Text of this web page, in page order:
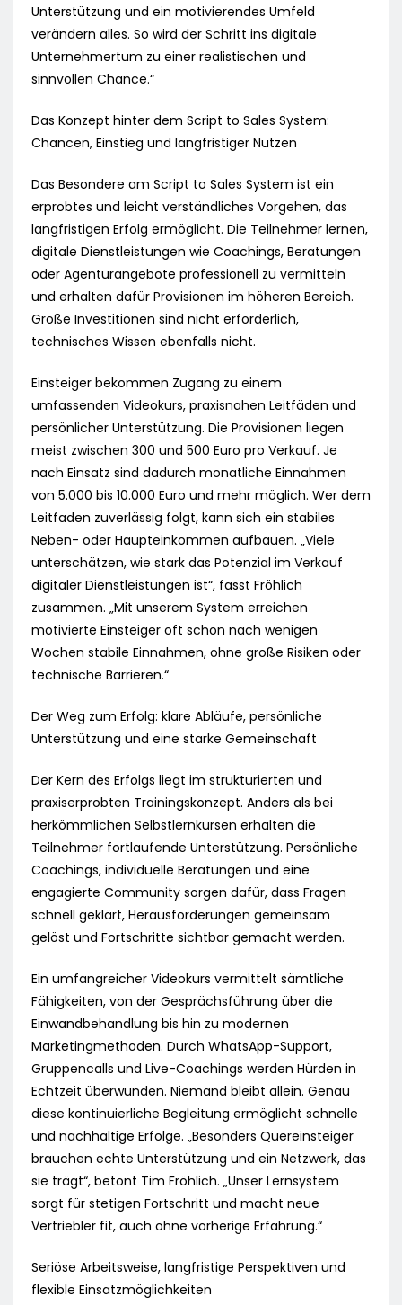
Unterstützung und ein motivierendes Umfeld
verändern alles. So wird der Schritt ins digitale
Unternehmertum zu einer realistischen und
sinnvollen Chance.“
Das Konzept hinter dem Script to Sales System:
Chancen, Einstieg und langfristiger Nutzen
Das Besondere am Script to Sales System ist ein
erprobtes und leicht verständliches Vorgehen, das
langfristigen Erfolg ermöglicht. Die Teilnehmer lernen,
digitale Dienstleistungen wie Coachings, Beratungen
oder Agenturangebote professionell zu vermitteln
und erhalten dafür Provisionen im höheren Bereich.
Große Investitionen sind nicht erforderlich,
technisches Wissen ebenfalls nicht.
Einsteiger bekommen Zugang zu einem
umfassenden Videokurs, praxisnahen Leitfäden und
persönlicher Unterstützung. Die Provisionen liegen
meist zwischen 300 und 500 Euro pro Verkauf. Je
nach Einsatz sind dadurch monatliche Einnahmen
von 5.000 bis 10.000 Euro und mehr möglich. Wer dem
Leitfaden zuverlässig folgt, kann sich ein stabiles
Neben- oder Haupteinkommen aufbauen. „Viele
unterschätzen, wie stark das Potenzial im Verkauf
digitaler Dienstleistungen ist“, fasst Fröhlich
zusammen. „Mit unserem System erreichen
motivierte Einsteiger oft schon nach wenigen
Wochen stabile Einnahmen, ohne große Risiken oder
technische Barrieren.“
Der Weg zum Erfolg: klare Abläufe, persönliche
Unterstützung und eine starke Gemeinschaft
Der Kern des Erfolgs liegt im strukturierten und
praxiserprobten Trainingskonzept. Anders als bei
herkömmlichen Selbstlernkursen erhalten die
Teilnehmer fortlaufende Unterstützung. Persönliche
Coachings, individuelle Beratungen und eine
engagierte Community sorgen dafür, dass Fragen
schnell geklärt, Herausforderungen gemeinsam
gelöst und Fortschritte sichtbar gemacht werden.
Ein umfangreicher Videokurs vermittelt sämtliche
Fähigkeiten, von der Gesprächsführung über die
Einwandbehandlung bis hin zu modernen
Marketingmethoden. Durch WhatsApp-Support,
Gruppencalls und Live-Coachings werden Hürden in
Echtzeit überwunden. Niemand bleibt allein. Genau
diese kontinuierliche Begleitung ermöglicht schnelle
und nachhaltige Erfolge. „Besonders Quereinsteiger
brauchen echte Unterstützung und ein Netzwerk, das
sie trägt“, betont Tim Fröhlich. „Unser Lernsystem
sorgt für stetigen Fortschritt und macht neue
Vertriebler fit, auch ohne vorherige Erfahrung.“
Seriöse Arbeitsweise, langfristige Perspektiven und
flexible Einsatzmöglichkeiten